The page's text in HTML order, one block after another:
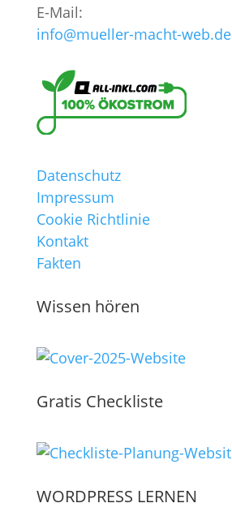
E-Mail:
info@mueller-macht-web.de
Datenschutz
Impressum
Cookie Richtlinie
Kontakt
Fakten
Wissen hören
Gratis Checkliste
WORDPRESS LERNEN